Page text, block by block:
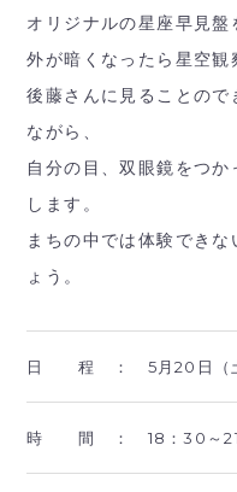
オリジナルの星座早見盤
外が暗くなったら星空観
後藤さんに見ることので
ながら、
自分の目、双眼鏡をつ
します。
まちの中では体験でき
ょう。
日 程 ： 5月20日（
時 間 ： 18：30～